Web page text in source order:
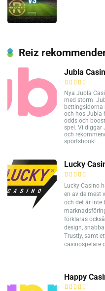
Reiz
Jubla
Nya Jubla
med storm.
och hos Jubla
odds och
spel. Vi diggar
och
sportsbook!
Lucky
Lucky Casino
en av de mest
och det är inte
förklaras
design,
Trustly, samt
casinospelare
Happy